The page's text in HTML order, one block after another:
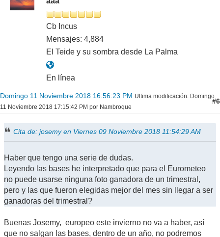
Cb Incus
Mensajes: 4,884
El Teide y su sombra desde La Palma
En línea
Domingo 11 Noviembre 2018 16:56:23 PM Ultima modificación: Domingo
11 Noviembre 2018 17:15:42 PM por Nambroque
#6
Cita de: josemy en Viernes 09 Noviembre 2018 11:54:29 AM
Haber que tengo una serie de dudas.
Leyendo las bases he interpretado que para el Eurometeo
no puede usarse ninguna foto ganadora de un trimestral,
pero y las que fueron elegidas mejor del mes sin llegar a ser
ganadoras del trimestral?
Buenas Josemy, europeo este invierno no va a haber, así
que no salgan las bases, dentro de un año, no podremos